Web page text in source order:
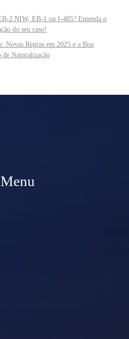
2 NIW, EB-1 ou I-485? Entenda o
do seu caso!
Novas Regras em 2025 e a Boa
de Naturalização
Menu